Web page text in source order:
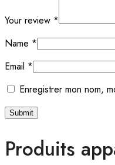
Your review *
Name *
Email *
Enregistrer mon nom,
Produits